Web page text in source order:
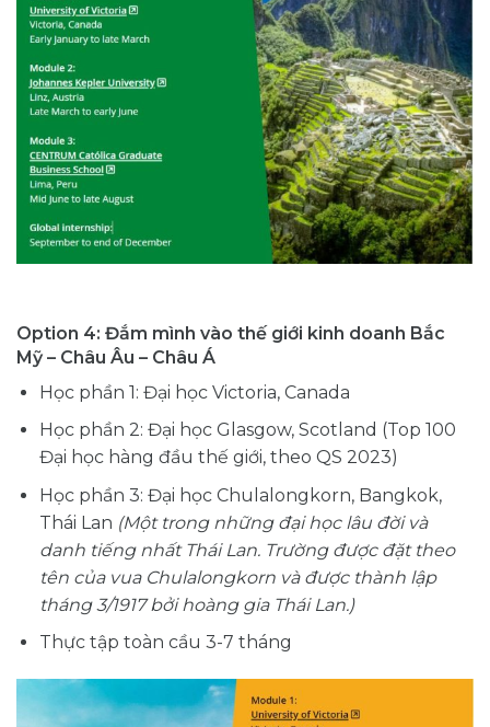
Option 4: Đắm mình vào thế giới kinh doanh Bắc
Mỹ – Châu Âu – Châu Á
Học phần 1: Đại học Victoria, Canada
Học phần 2: Đại học Glasgow, Scotland (Top 100
Đại học hàng đầu thế giới, theo QS 2023)
Học phần 3: Đại học Chulalongkorn, Bangkok,
Thái Lan (Một trong những đại học lâu đời và
danh tiếng nhất Thái Lan. Trường được đặt theo
tên của vua Chulalongkorn và được thành lập
tháng 3/1917 bởi hoàng gia Thái Lan.)
Thực tập toàn cầu 3-7 tháng